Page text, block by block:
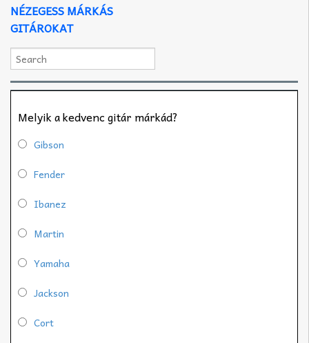
NÉZEGESS MÁRKÁS
GITÁROKAT
Melyik a kedvenc gitár márkád?
Gibson
Fender
Ibanez
Martin
Yamaha
Jackson
Cort